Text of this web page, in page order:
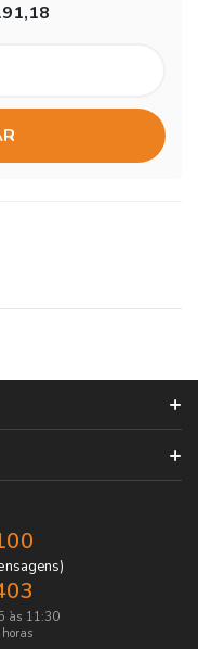
às 11:30